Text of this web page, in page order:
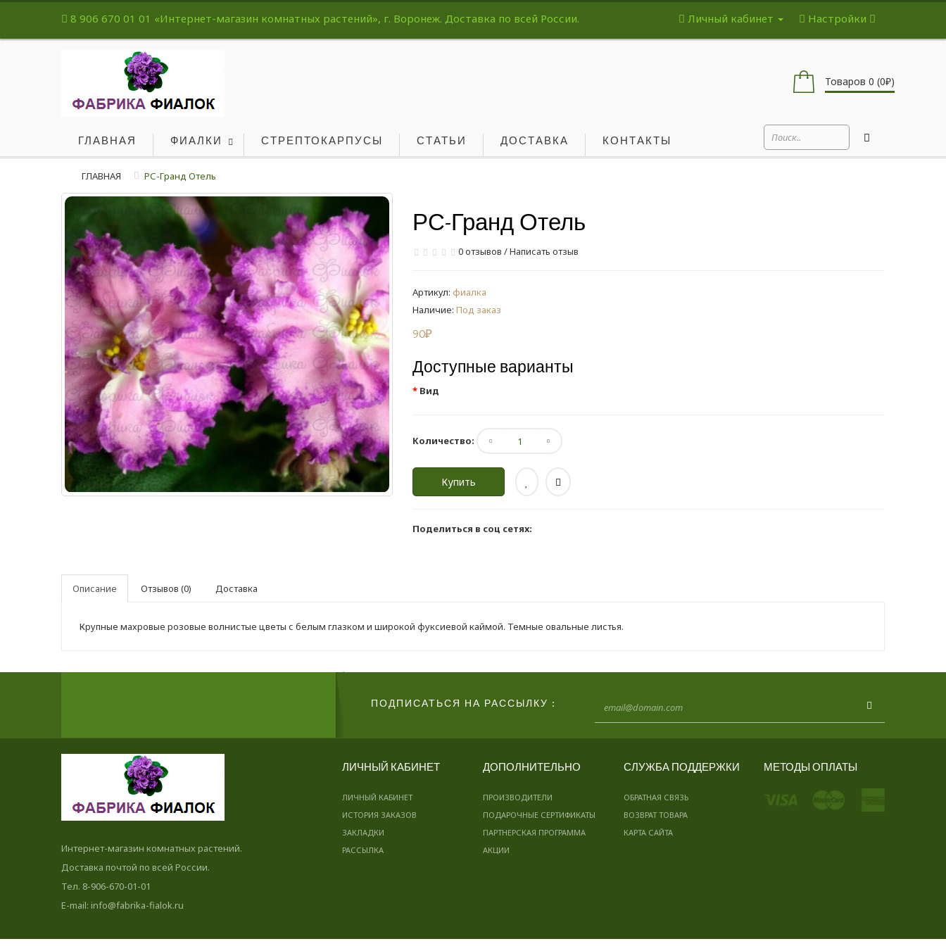
Личный кабинет Настройки
8 906 670 01 01 «Интернет-магазин комнатных растений», г. Воронеж. Доставка по всей России.
Товаров 0 (0₽)
ГЛАВНАЯ ФИАЛКИ СТРЕПТОКАРПУСЫ СТАТЬИ ДОСТАВКА КОНТАКТЫ
ГЛАВНАЯ РС-Гранд Отель
РС-Гранд Отель
0 отзывов /Написать отзыв
Артикул:фиалка
Наличие:Под заказ
90₽
Доступные варианты
Вид
Количество:
Купить
Поделиться в соц сетях:
Описание Отзывов (0) Доставка
Крупные махровые розовые волнистые цветы с белым глазком и широкой фуксиевой каймой. Темные овальные листья.
ПОДПИСАТЬСЯ НА РАССЫЛКУ :
Интернет-магазин комнатных растений.
Доставка почтой по всей России.
Тел. 8-906-670-01-01
E-mail: info@fabrika-fialok.ru
ЛИЧНЫЙ КАБИНЕТ
ЛИЧНЫЙ КАБИНЕТ
ИСТОРИЯ ЗАКАЗОВ
ЗАКЛАДКИ
РАССЫЛКА
ДОПОЛНИТЕЛЬНО
ПРОИЗВОДИТЕЛИ
ПОДАРОЧНЫЕ СЕРТИФИКАТЫ
ПАРТНЕРСКАЯ ПРОГРАММА
АКЦИИ
СЛУЖБА ПОДДЕРЖКИ
ОБРАТНАЯ СВЯЗЬ
ВОЗВРАТ ТОВАРА
КАРТА САЙТА
МЕТОДЫ ОПЛАТЫ